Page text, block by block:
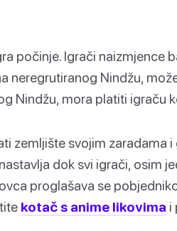
počinje. Igrači naizmjence
neregrutiranog Nindžu,
Nindžu, mora platiti igraču
zemljište svojim zaradama i
dok svi igrači, osim
proglašava se
kotač s anime likovima i